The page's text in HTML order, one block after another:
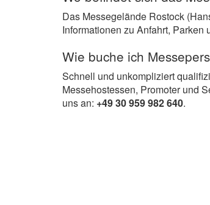
Das Messegelände Rostock
Informationen zu Anfahrt,
Wie buche ich
Schnell und unkompliziert
Messehostessen, Promoter und
uns an: +49 30 959 982 640.